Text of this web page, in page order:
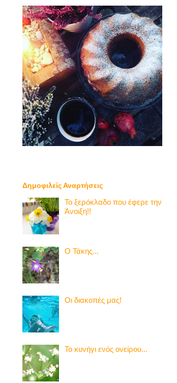
Δημοφιλείς Αναρτήσεις
Το ξερόκλαδο που έφερε την
Άνοιξη!!
Ο Τάκης...
Οι διακοπές μας!
Το κυνήγι ενός ονείρου...